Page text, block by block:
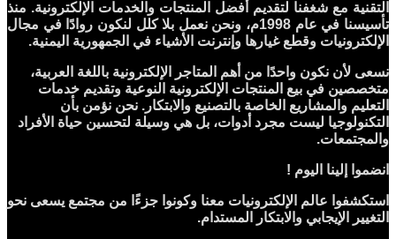
التقنية مع شغفنا لتقديم أفضل المنتجات والخدمات الإلكترونية. منذ
تأسيسنا في عام 1998م، ونحن نعمل بلا كلل لنكون روادًا في مجال
الإلكترونيات وقطع غيارها وإنترنت الأشياء في الجمهورية اليمنية.
نسعى لأن نكون واحدًا من أهم المتاجر الإلكترونية باللغة العربية،
متخصصين في بيع المنتجات الإلكترونية النوعية وتقديم خدمات
التعليم والمشاريع الخاصة بالتصنيع والابتكار. نحن نؤمن بأن
التكنولوجيا ليست مجرد أدوات، بل هي وسيلة لتحسين حياة الأفراد
والمجتمعات.
انضموا إلينا اليوم !
استكشفوا عالم الإلكترونيات معنا وكونوا جزءًا من مجتمع يسعى نحو
التغيير الإيجابي والابتكار المستدام.